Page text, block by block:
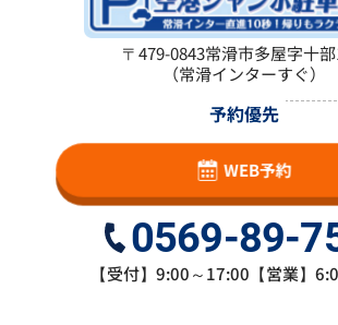
〒479-0843常滑市多屋字十
（常滑インターすぐ）
予約優先
WEB予約
0569-89-
【受付】9:00～17:00【営業】